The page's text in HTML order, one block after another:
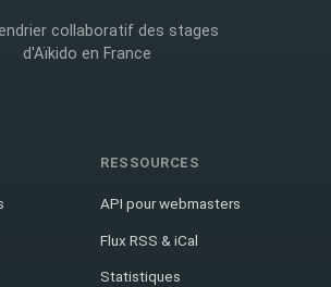
collaboratif des stages
d'Aïkido en France
RESSOURCES
API pour webmasters
Flux RSS & iCal
Statistiques